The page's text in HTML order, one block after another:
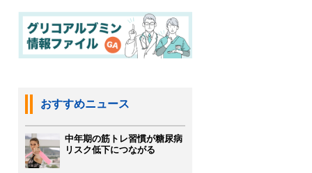
おすすめニュース
中年期の筋トレ習慣が糖尿病
リスク低下につながる